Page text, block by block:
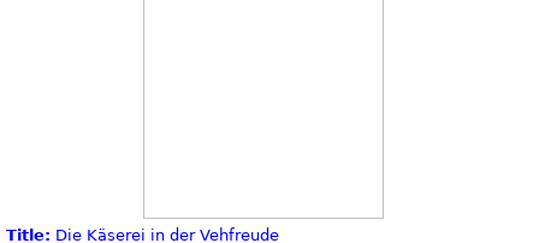
Title: Die Käserei in der Vehfreude